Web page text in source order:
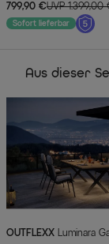
Tischrahmen
799,90 €UVP 1.399,00
Sofort lieferbar
Aus dieser
OUTFLEXX